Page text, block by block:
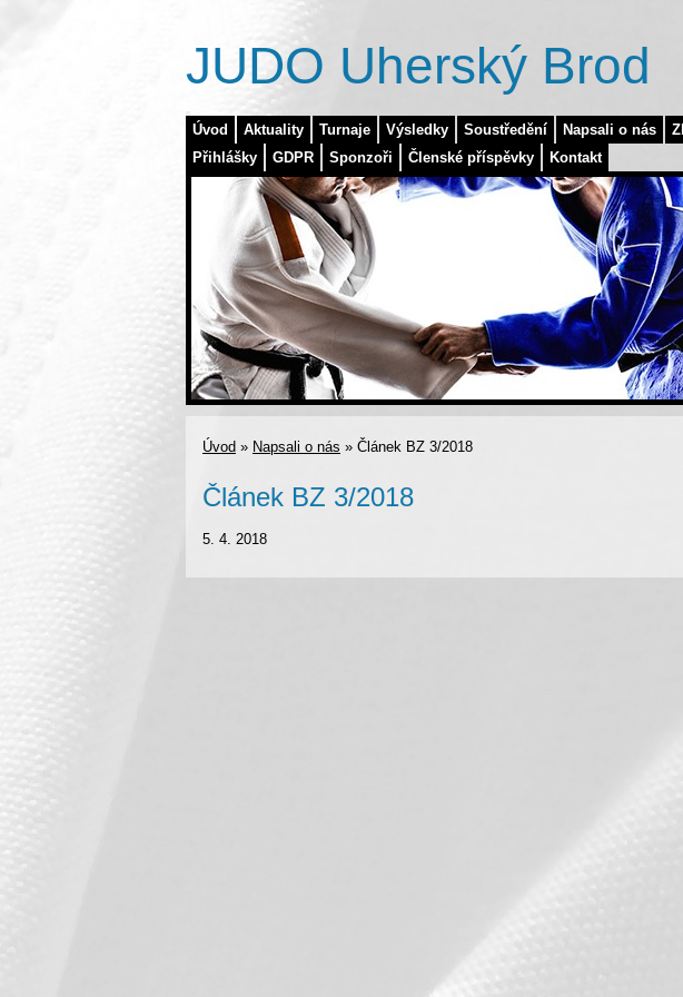
Úvod Aktuality Turnaje Výsledky Soustředění Napsali o nás
Přihlášky
GDPR Sponzoři Členské příspěvky Kontakt
JUDO Uherský Brod
Úvod » Napsali o nás » Článek BZ 3/2018
Článek BZ 3/2018
5. 4. 2018